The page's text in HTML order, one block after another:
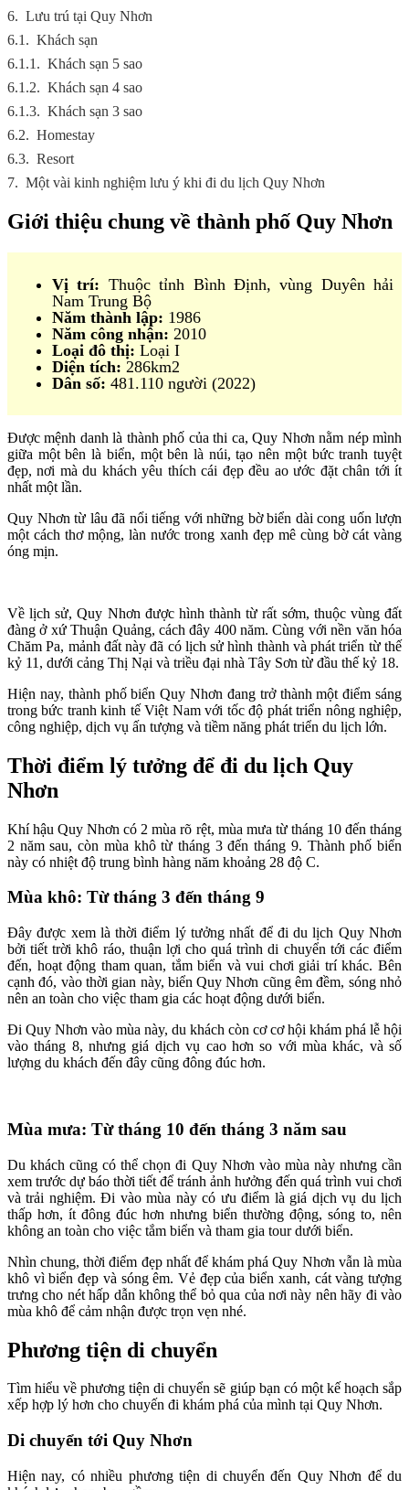
6. Lưu trú tại Quy Nhơn
6.1. Khách sạn
6.1.1. Khách sạn 5 sao
6.1.2. Khách sạn 4 sao
6.1.3. Khách sạn 3 sao
6.2. Homestay
6.3. Resort
7. Một vài kinh nghiệm lưu ý khi đi du lịch Quy Nhơn
Giới thiệu chung về thành phố Quy Nhơn
Vị trí: Thuộc tỉnh Bình Định, vùng Duyên hải
Nam Trung Bộ
Năm thành lập: 1986
Năm công nhận: 2010
Loại đô thị: Loại I
Diện tích: 286km2
Dân số: 481.110 người (2022)
Được mệnh danh là thành phố của thi ca, Quy Nhơn nằm nép mình
giữa một bên là biển, một bên là núi, tạo nên một bức tranh tuyệt
đẹp, nơi mà du khách yêu thích cái đẹp đều ao ước đặt chân tới ít
nhất một lần.
Quy Nhơn từ lâu đã nổi tiếng với những bờ biển dài cong uốn lượn
một cách thơ mộng, làn nước trong xanh đẹp mê cùng bờ cát vàng
óng mịn.
Về lịch sử, Quy Nhơn được hình thành từ rất sớm, thuộc vùng đất
đàng ở xứ Thuận Quảng, cách đây 400 năm. Cùng với nền văn hóa
Chăm Pa, mảnh đất này đã có lịch sử hình thành và phát triển từ thế
kỷ 11, dưới cảng Thị Nại và triều đại nhà Tây Sơn từ đầu thế kỷ 18.
Hiện nay, thành phố biển Quy Nhơn đang trở thành một điểm sáng
trong bức tranh kinh tế Việt Nam với tốc độ phát triển nông nghiệp,
công nghiệp, dịch vụ ấn tượng và tiềm năng phát triển du lịch lớn.
Thời điểm lý tưởng để đi du lịch Quy
Nhơn
Khí hậu Quy Nhơn có 2 mùa rõ rệt, mùa mưa từ tháng 10 đến tháng
2 năm sau, còn mùa khô từ tháng 3 đến tháng 9. Thành phố biển
này có nhiệt độ trung bình hàng năm khoảng 28 độ C.
Mùa khô: Từ tháng 3 đến tháng 9
Đây được xem là thời điểm lý tưởng nhất để đi du lịch Quy Nhơn
bởi tiết trời khô ráo, thuận lợi cho quá trình di chuyển tới các điểm
đến, hoạt động tham quan, tắm biển và vui chơi giải trí khác. Bên
cạnh đó, vào thời gian này, biển Quy Nhơn cũng êm đềm, sóng nhỏ
nên an toàn cho việc tham gia các hoạt động dưới biển.
Đi Quy Nhơn vào mùa này, du khách còn cơ cơ hội khám phá lễ hội
vào tháng 8, nhưng giá dịch vụ cao hơn so với mùa khác, và số
lượng du khách đến đây cũng đông đúc hơn.
Mùa mưa: Từ tháng 10 đến tháng 3 năm sau
Du khách cũng có thể chọn đi Quy Nhơn vào mùa này nhưng cần
xem trước dự báo thời tiết để tránh ảnh hưởng đến quá trình vui chơi
và trải nghiệm. Đi vào mùa này có ưu điểm là giá dịch vụ du lịch
thấp hơn, ít đông đúc hơn nhưng biển thường động, sóng to, nên
không an toàn cho việc tắm biển và tham gia tour dưới biển.
Nhìn chung, thời điểm đẹp nhất để khám phá Quy Nhơn vẫn là mùa
khô vì biển đẹp và sóng êm. Vẻ đẹp của biển xanh, cát vàng tượng
trưng cho nét hấp dẫn không thể bỏ qua của nơi này nên hãy đi vào
mùa khô để cảm nhận được trọn vẹn nhé.
Phương tiện di chuyển
Tìm hiểu về phương tiện di chuyển sẽ giúp bạn có một kế hoạch sắp
xếp hợp lý hơn cho chuyến đi khám phá của mình tại Quy Nhơn.
Di chuyển tới Quy Nhơn
Hiện nay, có nhiều phương tiện di chuyển đến Quy Nhơn để du